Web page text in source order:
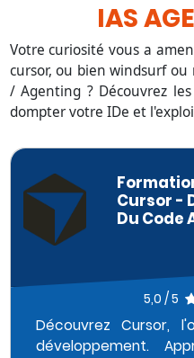
IAS
Votre curiosité vous a
cursor, ou bien windsurf ou
/ Agenting ? Découvrez
dompter votre IDe et
Cursor -
Du Code
5,0 / 5
Découvrez Cursor,
développement.